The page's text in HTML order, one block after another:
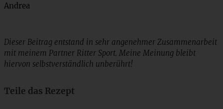
Andrea
Dieser Beitrag entstand in sehr angenehmer Zusammenarbeit
mit meinem Partner Ritter Sport. Meine Meinung bleibt
hiervon selbstverständlich unberührt!
Teile das Rezept